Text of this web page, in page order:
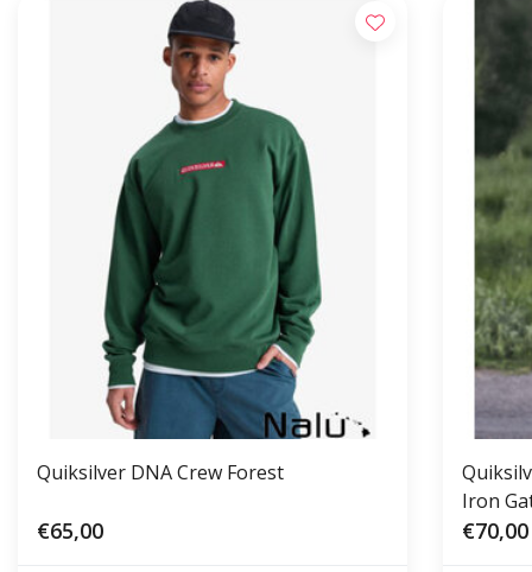
Quiksilver DNA Crew Forest
€65,00
Iron
€70,00